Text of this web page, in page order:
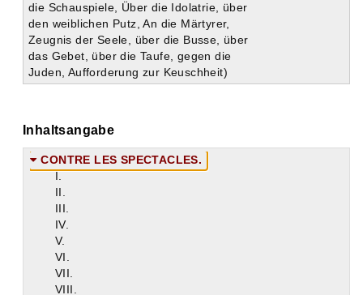
die Schauspiele, Über die Idolatrie, über
den weiblichen Putz, An die Märtyrer,
Zeugnis der Seele, über die Busse, über
das Gebet, über die Taufe, gegen die
Juden, Aufforderung zur Keuschheit)
Inhaltsangabe
CONTRE LES SPECTACLES.
I.
II.
III.
IV.
V.
VI.
VII.
VIII.